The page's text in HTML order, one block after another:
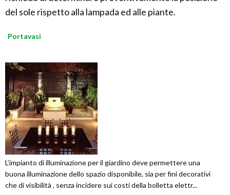
del sole rispetto alla lampada ed alle piante.
Portavasi
L’impianto di illuminazione per il giardino deve permettere una
buona illuminazione dello spazio disponibile, sia per fini decorativi
che di visibilità , senza incidere sui costi della bolletta elettr...